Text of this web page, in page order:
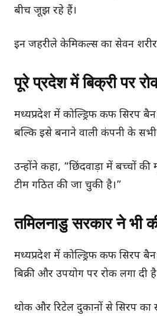
बीच जूझ रहे हैं।
इन जहरीले केमिकल्स का सेवन शरीर
पूरे प्रदेश में बिक्री पर
मध्यप्रदेश में कोल्ड्रिफ कफ सिरप
बल्कि इसे बनाने वाली कंपनी के सभी
उन्होंने कहा, “छिंदवाड़ा में बच्चों
टीम गठित की जा चुकी है।”
तमिलनाडु सरकार ने भी
मध्यप्रदेश में कोल्ड्रिफ कफ सिरप
बिक्री और उपयोग पर रोक लगा दी
थोक और रिटेल दुकानों से सिरप का